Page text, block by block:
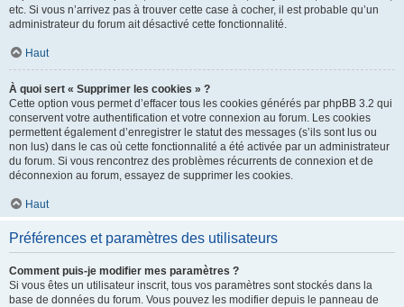
etc. Si vous n’arrivez pas à trouver cette case à cocher, il est probable qu’un
administrateur du forum ait désactivé cette fonctionnalité.
Haut
À quoi sert « Supprimer les cookies » ?
Cette option vous permet d’effacer tous les cookies générés par phpBB 3.2 qui
conservent votre authentification et votre connexion au forum. Les cookies
permettent également d’enregistrer le statut des messages (s’ils sont lus ou
non lus) dans le cas où cette fonctionnalité a été activée par un administrateur
du forum. Si vous rencontrez des problèmes récurrents de connexion et de
déconnexion au forum, essayez de supprimer les cookies.
Haut
Préférences et paramètres des utilisateurs
Comment puis-je modifier mes paramètres ?
Si vous êtes un utilisateur inscrit, tous vos paramètres sont stockés dans la
base de données du forum. Vous pouvez les modifier depuis le panneau de